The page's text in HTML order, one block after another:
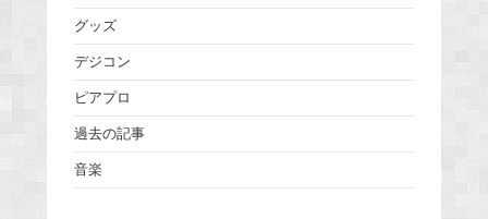
グッズ
デジコン
ピアプロ
過去の記事
音楽